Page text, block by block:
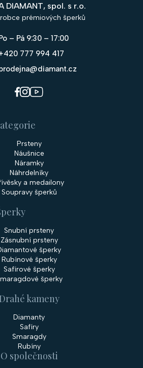
DIAMANT, spol. s r.o.
prémiových šperků
– Pá 9:30 – 17:00
777 994 417
Prsteny
Náušnice
Náramky
Náhrdelníky
a medailony
Soupravy šperků
Snubní prsteny
Zásnubní prsteny
šperky
Rubínové šperky
Safírové šperky
šperky
Drahé kameny
Diamanty
Safíry
Smaragdy
Rubíny
O společnosti